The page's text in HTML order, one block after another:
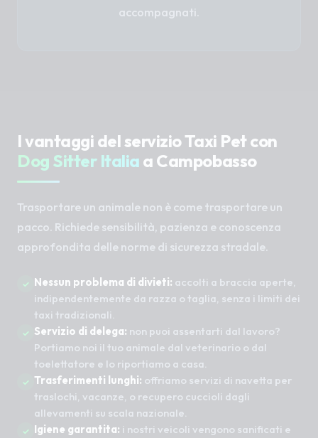
accompagnati.
I vantaggi del servizio Taxi Pet con
Dog Sitter Italia a Campobasso
Trasportare un animale non è come trasportare un
pacco. Richiede sensibilità, pazienza e conoscenza
approfondita delle norme di sicurezza stradale.
Nessun problema di divieti: accolti a braccia aperte,
indipendentemente da razza o taglia, senza i limiti dei
taxi tradizionali.
Servizio di delega: non puoi assentarti dal lavoro?
Portiamo noi il tuo animale dal veterinario o dal
toelettatore e lo riportiamo a casa.
Trasferimenti lunghi: offriamo servizi di navetta per
traslochi, vacanze, o recupero cuccioli dagli
allevamenti su scala nazionale.
Igiene garantita: i nostri veicoli vengono sanificati e